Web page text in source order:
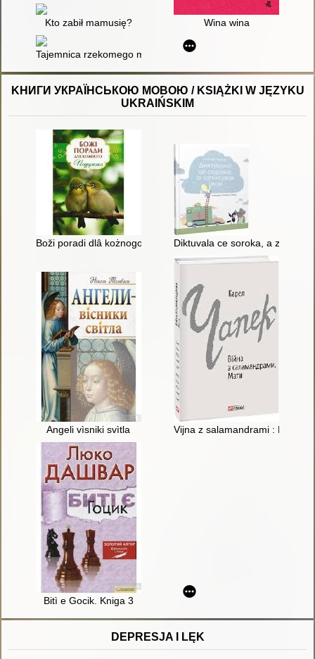
Kto zabił mamusię? Wina wina
Tajemnica rzekomego małżonka
KНИГИ УКРАЇНСЬКОЮ МОВОЮ / KSIĄŻKI W JĘZYKU
UKRAIŃSKIM
Boži poradi dlâ kożnogo : podružžâ!Diktuvala ce soroka, a
Angeli vìsniki svìtla Vijna z salamandrami : Mati
Bitì e Gocik. Kniga 3
DEPRESJA I LĘK